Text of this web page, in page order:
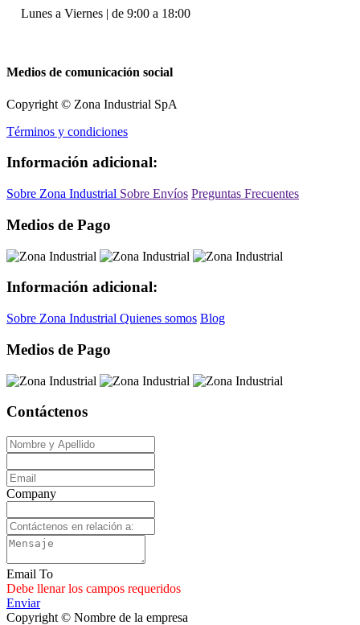
Lunes a Viernes | de 9:00 a 18:00
Medios de comunicación social
Copyright © Zona Industrial SpA
Términos y condiciones
Información adicional:
Sobre Zona Industrial Sobre Envíos Preguntas Frecuentes
Medios de Pago
Información adicional:
Sobre Zona Industrial Quienes somos Blog
Medios de Pago
Contáctenos
Company
Email To
Debe llenar los campos requeridos
Enviar
Copyright © Nombre de la empresa